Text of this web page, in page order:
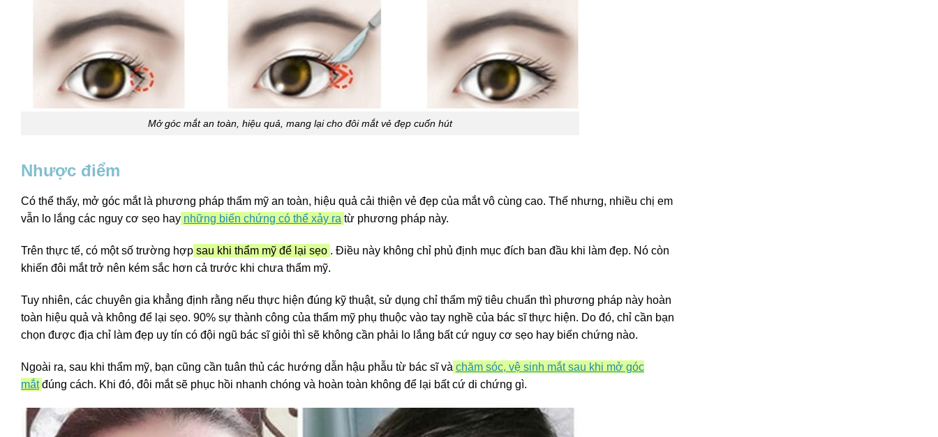
Mở góc mắt an toàn, hiệu quả, mang lại cho đôi mắt vẻ đẹp cuốn hút
Nhược điểm
Có thể thấy, mở góc mắt là phương pháp thẩm mỹ an toàn, hiệu quả cải thiện vẻ đẹp của mắt vô cùng cao. Thế nhưng, nhiều chị em
vẫn lo lắng các nguy cơ sẹo hay những biến chứng có thể xảy ra từ phương pháp này.
Trên thực tế, có một số trường hợp sau khi thẩm mỹ để lại sẹo . Điều này không chỉ phủ định mục đích ban đầu khi làm đẹp. Nó còn
khiến đôi mắt trở nên kém sắc hơn cả trước khi chưa thẩm mỹ.
Tuy nhiên, các chuyên gia khẳng định rằng nếu thực hiện đúng kỹ thuật, sử dụng chỉ thẩm mỹ tiêu chuẩn thì phương pháp này hoàn
toàn hiệu quả và không để lại sẹo. 90% sự thành công của thẩm mỹ phụ thuộc vào tay nghề của bác sĩ thực hiện. Do đó, chỉ cần bạn
chọn được địa chỉ làm đẹp uy tín có đội ngũ bác sĩ giỏi thì sẽ không cần phải lo lắng bất cứ nguy cơ sẹo hay biến chứng nào.
Ngoài ra, sau khi thẩm mỹ, bạn cũng cần tuân thủ các hướng dẫn hậu phẫu từ bác sĩ và chăm sóc, vệ sinh mắt sau khi mở góc
mắt đúng cách. Khi đó, đôi mắt sẽ phục hồi nhanh chóng và hoàn toàn không để lại bất cứ di chứng gì.